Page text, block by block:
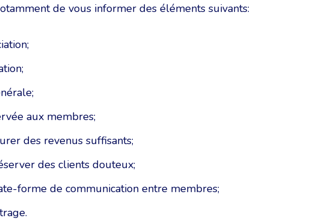
de vous informer des éléments suivants:
aux membres;
des revenus suffisants;
des clients douteux;
forme de communication entre membres;